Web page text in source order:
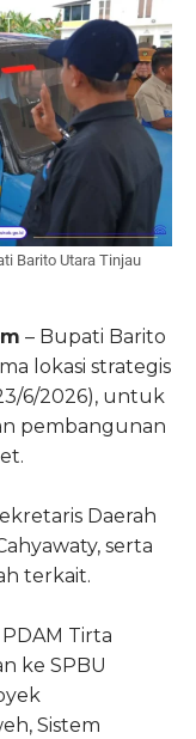
Barito Utara Tinjau
– Bupati Barito
lokasi strategis
6/2026), untuk
pembangunan
Daerah
serta
terkait.
Tirta
ke SPBU
Sistem